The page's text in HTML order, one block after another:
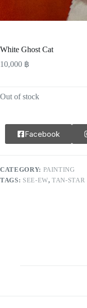
White Ghost Cat
10,000 ฿
Out of stock
Facebook
CATEGORY: PAINTING
TAGS: SEE-EW,TAN-STAR